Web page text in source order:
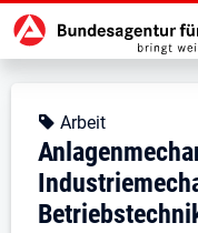
Zur
Kopfbereich
Angebotsart:
Arbeit